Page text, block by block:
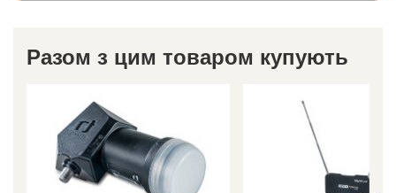
Разом з цим товаром купують